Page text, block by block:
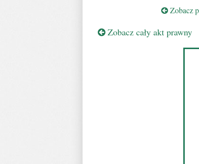
Zobacz
Zobacz cały akt prawny